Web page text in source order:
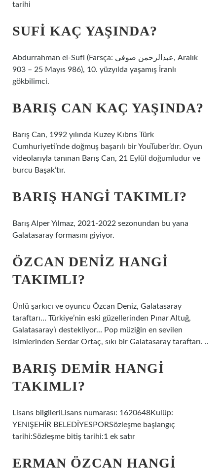
tarihi
SUFI KAÇ YAŞINDA?
Abdurrahman el-Sufi (Farsça: عبدالرحمن صوفی‎, Aralık
903 – 25 Mayıs 986), 10. yüzyılda yaşamış İranlı
gökbilimci.
BARIŞ CAN KAÇ YAŞINDA?
Barış Can, 1992 yılında Kuzey Kıbrıs Türk
Cumhuriyeti’nde doğmuş başarılı bir YouTuber’dır. Oyun
videolarıyla tanınan Barış Can, 21 Eylül doğumludur ve
burcu Başak’tır.
BARIŞ HANGI TAKIMLI?
Barış Alper Yılmaz, 2021-2022 sezonundan bu yana
Galatasaray formasını giyiyor.
ÖZCAN DENIZ HANGI
TAKIMLI?
Ünlü şarkıcı ve oyuncu Özcan Deniz, Galatasaray
taraftarı… Türkiye’nin eski güzellerinden Pınar Altuğ,
Galatasaray’ı destekliyor… Pop müziğin en sevilen
isimlerinden Serdar Ortaç, sıkı bir Galatasaray taraftarı. ..
BARIŞ DEMIR HANGI
TAKIMLI?
Lisans bilgileriLisans numarası: 1620648Kulüp:
YENIŞEHİR BELEDİYESPORSözleşme başlangıç ​​
tarihi:Sözleşme bitiş tarihi:1 ek satır
ERMAN ÖZCAN HANGI